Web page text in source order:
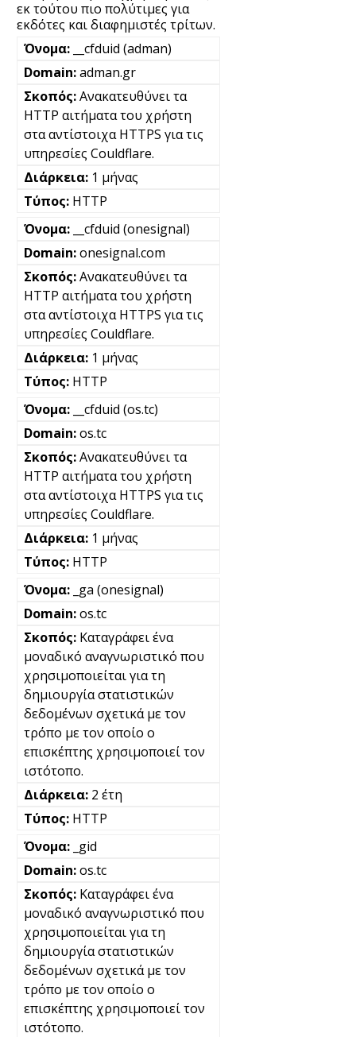
εκ τούτου πιο πολύτιμες για
εκδότες και διαφημιστές τρίτων.
__cfduid (adman)
adman.gr
Ανακατευθύνει τα
HTTP αιτήματα του χρήστη
στα αντίστοιχα HTTPS για τις
υπηρεσίες Couldflare.
1 μήνας
HTTP
__cfduid (onesignal)
onesignal.com
Ανακατευθύνει τα
HTTP αιτήματα του χρήστη
στα αντίστοιχα HTTPS για τις
υπηρεσίες Couldflare.
1 μήνας
HTTP
__cfduid (os.tc)
os.tc
Ανακατευθύνει τα
HTTP αιτήματα του χρήστη
στα αντίστοιχα HTTPS για τις
υπηρεσίες Couldflare.
1 μήνας
HTTP
_ga (onesignal)
os.tc
Καταγράφει ένα
μοναδικό αναγνωριστικό που
χρησιμοποιείται για τη
δημιουργία στατιστικών
δεδομένων σχετικά με τον
τρόπο με τον οποίο ο
επισκέπτης χρησιμοποιεί τον
ιστότοπο.
2 έτη
HTTP
_gid
os.tc
Καταγράφει ένα
μοναδικό αναγνωριστικό που
χρησιμοποιείται για τη
δημιουργία στατιστικών
δεδομένων σχετικά με τον
τρόπο με τον οποίο ο
επισκέπτης χρησιμοποιεί τον
ιστότοπο.